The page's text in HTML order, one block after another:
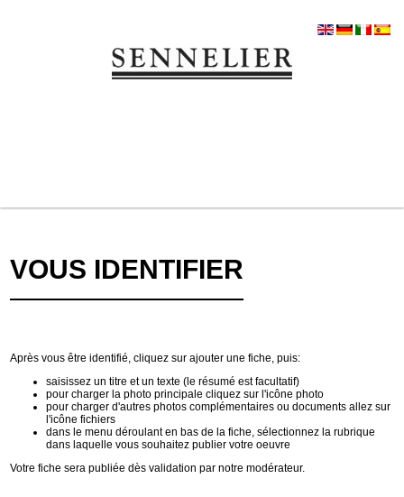
VOUS IDENTIFIER
Après vous être identifié, cliquez sur ajouter une fiche, puis:
saisissez un titre et un texte (le résumé est facultatif)
pour charger la photo principale cliquez sur l'icône photo
pour charger d'autres photos complémentaires ou documents allez sur
l'icône fichiers
dans le menu déroulant en bas de la fiche, sélectionnez la rubrique
dans laquelle vous souhaitez publier votre oeuvre
Votre fiche sera publiée dès validation par notre modérateur.